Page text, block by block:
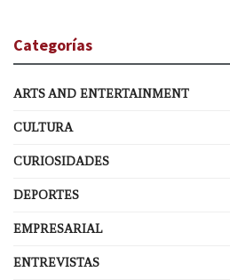
Categorías
ARTS AND ENTERTAINMENT
CULTURA
CURIOSIDADES
DEPORTES
EMPRESARIAL
ENTREVISTAS